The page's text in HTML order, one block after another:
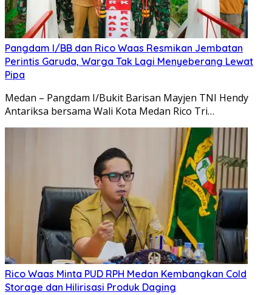
Pangdam I/BB dan Rico Waas Resmikan Jembatan
Perintis Garuda, Warga Tak Lagi Menyeberang Lewat
Pipa
Medan – Pangdam I/Bukit Barisan Mayjen TNI Hendy
Antariksa bersama Wali Kota Medan Rico Tri…
Rico Waas Minta PUD RPH Medan Kembangkan Cold
Storage dan Hilirisasi Produk Daging